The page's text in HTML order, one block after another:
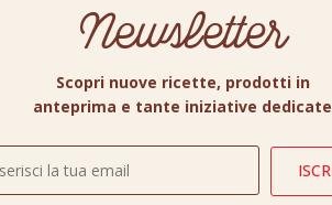
Newsletter
Scopri nuove ricette, prodotti in
anteprima e tante iniziative dedicate